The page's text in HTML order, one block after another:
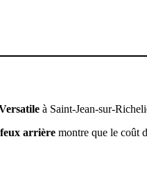
à Saint-Jean-sur-
arrière montre que le coût